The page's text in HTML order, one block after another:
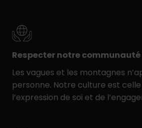
Respecter notre communauté
Les vagues et les montagnes
personne. Notre culture est
l’expression de soi et de